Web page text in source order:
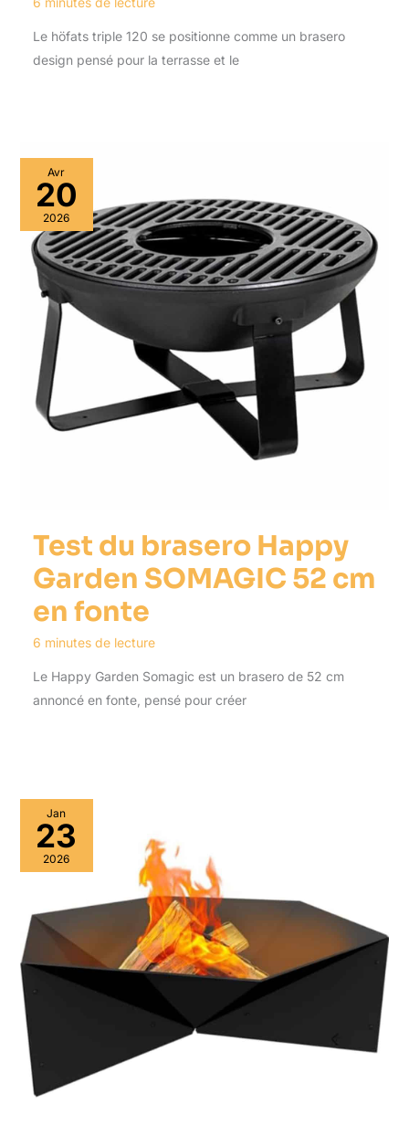
Le höfats triple 120 se positionne comme un brasero
design pensé pour la terrasse et le
Avr
20
2026
Test du brasero Happy
Garden SOMAGIC 52 cm
en fonte
6 minutes de lecture
Le Happy Garden Somagic est un brasero de 52 cm
annoncé en fonte, pensé pour créer
Jan
23
2026